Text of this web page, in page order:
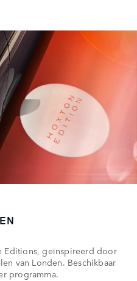
Editions, geïnspireerd door
van Londen. Beschikbaar
programma.